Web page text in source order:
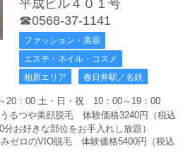
平成ビル４０１号
☎0568-37-1141
ファッション・美容
エステ・ネイル・コスメ
柏原エリア
春日井駅／名鉄
20：00 土・日・祝 10：00～19：00
うるつや美顔脱毛 体験価格3240円（税込
お好きな部位をお手入れし放題）
ロのVIO脱毛 体験価格5400円（税込